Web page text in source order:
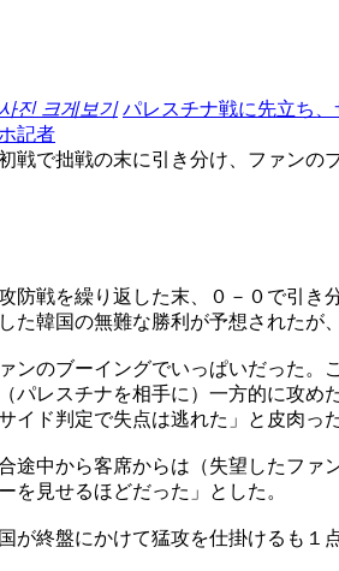
사진 크게보기 パレスチナ戦に先立ち
記者
で拙戦の末に引き分け、ファンの
戦を繰り返した末、０－０で引
韓国の無難な勝利が予想されたが
のブーイングでいっぱいだった
レスチナを相手に）一方的に攻
ド判定で失点は逃れた」と皮肉った
中から客席からは（失望したファ
見せるほどだった」とした。
終盤にかけて猛攻を仕掛けるも